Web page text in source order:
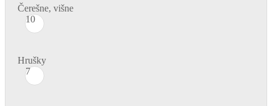
Čerešne, višne
10
Hrušky
7